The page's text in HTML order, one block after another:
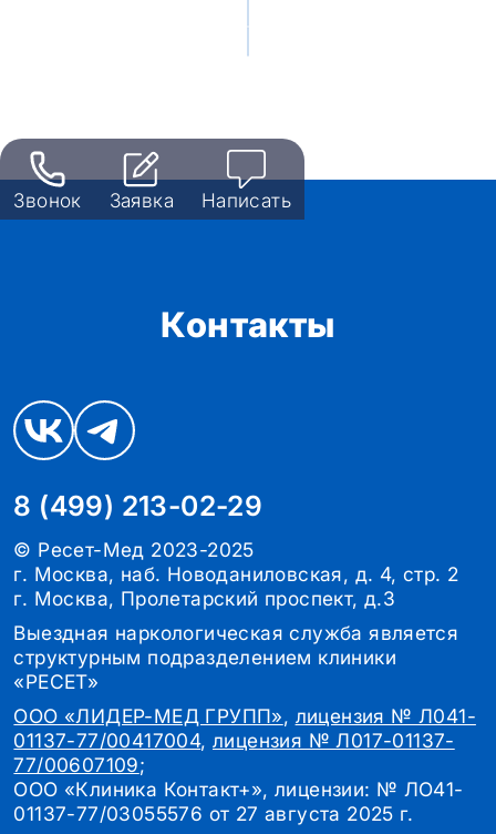
Звонок Заявка Написать
Контакты
8 (499) 213-02-29
© Ресет-Мед 2023-2025
г. Москва, наб. Новоданиловская, д. 4, стр. 2
г. Москва, Пролетарский проспект, д.3
Выездная наркологическая служба является
структурным подразделением клиники
«РЕСЕТ»
ООО «ЛИДЕР-МЕД ГРУПП», лицензия № Л041-
01137-77/00417004, лицензия № Л017-01137-
77/00607109;
ООО «Клиника Контакт+», лицензии: № ЛО41-
01137-77/03055576 от 27 августа 2025 г.